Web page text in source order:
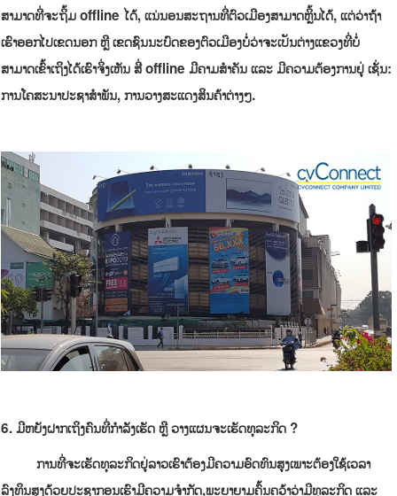
ສາມາດທີ່ຈະຖິ້ມoffline ໄດ້, ແນ່ນອນສະຖານທີ່ຕົວເມືອງສາມາດຫຼິ້ນໄດ້, ແຕ່ວ່າຖ້າ
ເຮົາອອກໄປເຂດນອກ ຫຼື ເຂດຊົນນະບົດຂອງຕົວເມືອງບໍ່ວ່າຈະເປັນຕ່າງແຂວງທີ່ບໍ່
ສາມາດເຂົ້າເຖິງໄດ້ເຮົາຈຶ່ງເຫັນ ສື່offline ມີຄາມສໍາຄັນ ແລະ ມີຄວາມຕ້ອງການຢູ່ ເຊັ່ນ:
ການໂຄສະນາປະຊາສໍາພັນ, ການວາງສະແດງສິນຄ້າຕ່າງໆ.
6.ມີຫຍັງຝາກເຖິງຄົນທີ່ກໍາລັງເຮັດ ຫຼື ວາງແຜນຈະເຮັດທຸລະກິດ ?
ການທີ່ຈະເຮັດທຸລະກິດຢູ່ລາວເຮົາຕ້ອງມີຄວາມອົດທົນສູງເພາະຕ້ອງໃຊ້ເວລາ
ລົງທຶນສູງດ້ວຍປະຊາກອນເຮົາມີຄວາມຈໍາກັດ,ພະຍາຍາມຄົ້ນຄວ້າວ່າມີທຸລະກິດ ແລະ